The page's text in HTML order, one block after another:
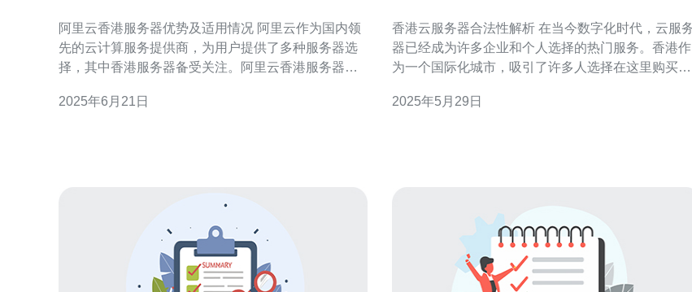
阿里云香港服务器优势及适用情况 阿里云作为国内领
先的云计算服务提供商，为用户提供了多种服务器选
择，其中香港服务器备受关注。阿里云香港服务器有
对于连接中国大陆和东南亚地区的用户非常便利。 网
2025年6月21日
香港云服务器合法性解析 在当今数字化时代，云服务
器已经成为许多企业和个人选择的热门服务。香港作
为一个国际化城市，吸引了许多人选择在这里购买云
在一定疑虑。接下来，我们将对香港云服务器的合法
2025年5月29日